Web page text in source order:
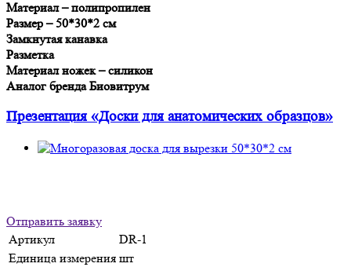
Материал – полипропилен
Размер – 50*30*2 см
Замкнутая канавка
Разметка
Материал ножек – силикон
Аналог бренда Биовитрум
Презентация «Доски для анатомических образцов»
Отправить заявку
Артикул
DR-1
Единица измерения шт